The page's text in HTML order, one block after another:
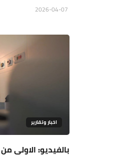
اخبار وتقارير
بالفيديو: الاولى